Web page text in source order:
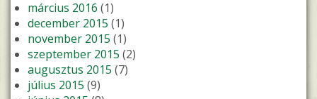
március 2016 (1)
december 2015 (1)
november 2015 (1)
szeptember 2015 (2)
augusztus 2015 (7)
július 2015 (9)